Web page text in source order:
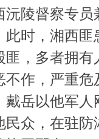
陵督察专
此时，湘西
，多者拥
作，严重
岳以他军
民众，在驻